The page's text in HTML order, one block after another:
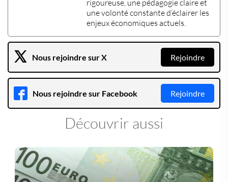
rigoureuse, une pédagogie claire et
une volonté constante d’éclairer les
enjeux économiques actuels
Nous rejoindre sur X Rejoindre
Nous rejoindre sur Facebook Rejoindre
Découvrir aussi